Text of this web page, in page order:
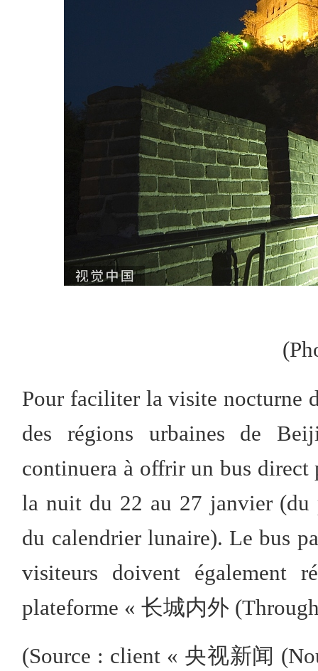
Pour faciliter la visite nocturne
des régions urbaines de
continuera à offrir un bus
la nuit du 22 au 27 janvier (du
du calendrier lunaire). Le bus
visiteurs doivent également
plateforme « 长城内外
(Source : client « 央视新闻